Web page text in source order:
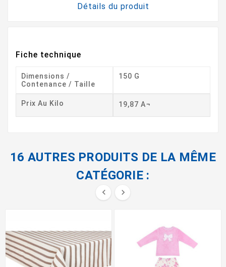
Détails du produit
Fiche technique
Dimensions /
Contenance / Taille
150 G
Prix Au Kilo 19,87 A¬
16 AUTRES PRODUITS DE LA MÊME
CATÉGORIE :
 